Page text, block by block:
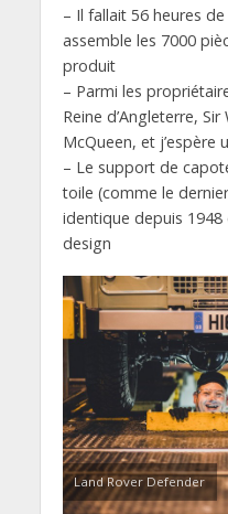
– Il fallait 56 heures
assemble les 7000
produit
– Parmi les
Reine d’Angleterre,
McQueen, et j’espère
– Le support de
toile (comme le
identique depuis 1948
design
Land Rover Defender